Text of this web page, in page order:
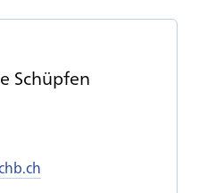
Schüp­fen